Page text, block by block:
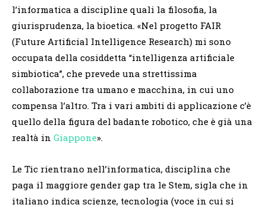
l’informatica a discipline quali la filosofia, la
giurisprudenza, la bioetica. «Nel progetto FAIR
(Future Artificial Intelligence Research) mi sono
occupata della cosiddetta “intelligenza artificiale
simbiotica”, che prevede una strettissima
collaborazione tra umano e macchina, in cui uno
compensa l’altro. Tra i vari ambiti di applicazione c’è
quello della figura del badante robotico, che è già una
realtà in Giappone».
Le Tic rientrano nell’informatica, disciplina che
paga il maggiore gender gap tra le Stem, sigla che in
italiano indica scienze, tecnologia (voce in cui si